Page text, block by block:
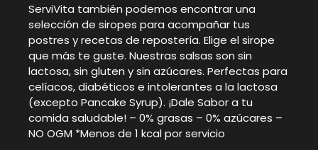
ServiVita también podemos encontrar una
selección de siropes para acompañar tus
postres y recetas de repostería. Elige el sirope
que más te guste. Nuestras salsas son sin
lactosa, sin gluten y sin azúcares. Perfectas para
celíacos, diabéticos e intolerantes a la lactosa
(excepto Pancake Syrup). ¡Dale Sabor a tu
comida saludable! – 0% grasas – 0% azúcares –
NO OGM *Menos de 1 kcal por servicio